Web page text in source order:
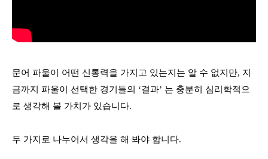
문어 파울이 어떤 신통력을 가지고 있는지는 알 수 없지만, 지
금까지 파울이 선택한 경기들의 ‘결과’ 는 충분히 심리학적으
로 생각해 볼 가치가 있습니다.
두 가지로 나누어서 생각을 해 봐야 합니다.